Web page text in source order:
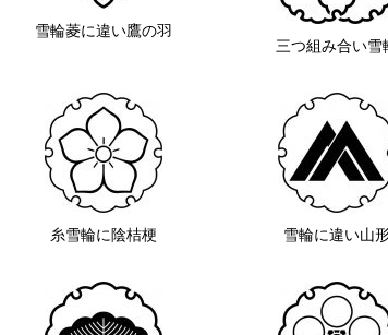
雪輪菱に違い鷹の羽
三つ組み合い雪
糸雪輪に陰桔梗 雪輪に違い山